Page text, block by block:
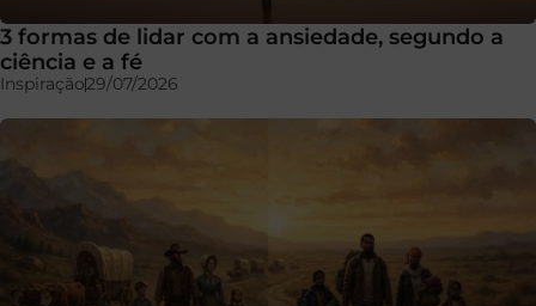
3 formas de lidar com a ansiedade, segundo a
ciência e a fé
Inspiração29/07/2026